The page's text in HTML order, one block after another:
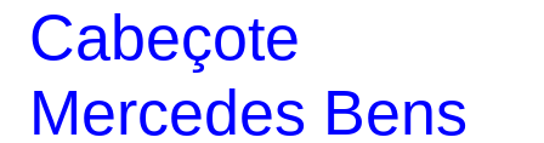
R$125,00.R$118,00.
Cabeçote
Mercedes Bens